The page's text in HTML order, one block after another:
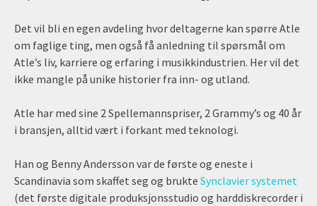
Det vil bli en egen avdeling hvor deltagerne kan spørre Atle
om faglige ting, men også få anledning til spørsmål om
Atle’s liv, karriere og erfaring i musikkindustrien. Her vil det
ikke mangle på unike historier fra inn- og utland.
Atle har med sine 2 Spellemannspriser, 2 Grammy’s og 40 år
i bransjen, alltid vært i forkant med teknologi.
Han og Benny Andersson var de første og eneste i
Scandinavia som skaffet seg og brukte Synclavier systemet
(det første digitale produksjonsstudio og harddiskrecorder i